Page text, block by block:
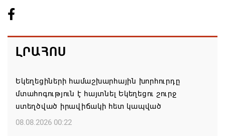
ԼՐԱՀՈՍ
Եկեղեցիների համաշխարհային խորհուրդը
մտահոգություն է հայտնել Եկեղեցու շուրջ
ստեղծված իրավիճակի հետ կապված
08.08.2026 00:22